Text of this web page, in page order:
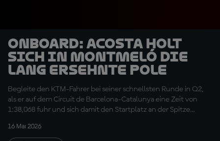
OnBoard: Acosta holt
sich in Montmeló die
lang ersehnte Pole
Begleite den KTM-Fahrer bei seiner schnellsten Runde in Q2,
als er auf dem Circuit de Barcelona-Catalunya eine Zeit von
1:38,068 fuhr und sich damit den Startplatz an der Spitze
16 Mai 2026